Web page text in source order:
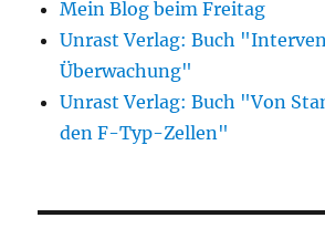
Mein Blog beim Freitag
Unrast Verlag: Buch
Überwachung"
Unrast Verlag: Buch "Von
den F-Typ-Zellen"